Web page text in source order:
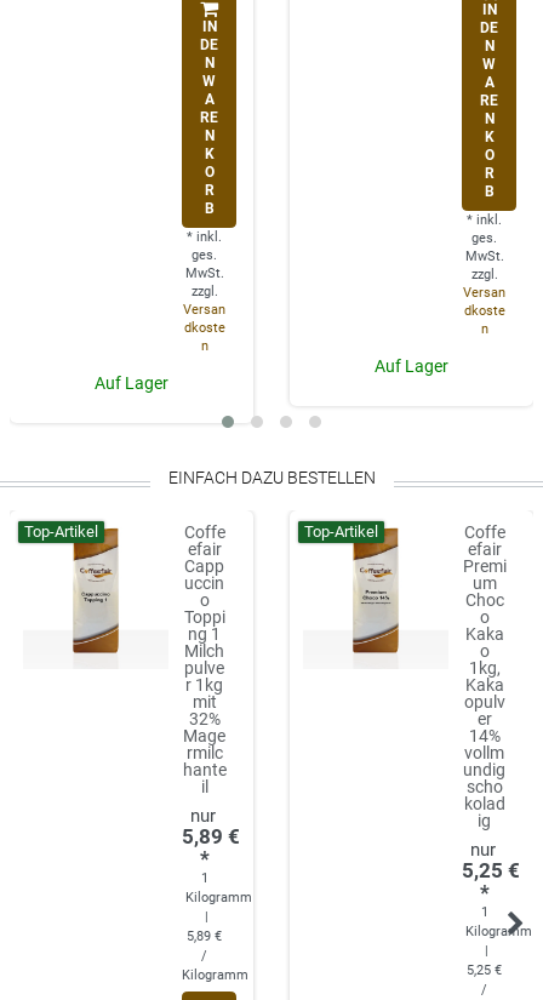
IN
DE
N
W
A
RE
N
K
O
R
B
* inkl.
ges.
MwSt.
zzgl.
Versan
dkoste
n
Auf Lager
IN
DE
N
W
A
RE
N
K
O
R
B
* inkl.
ges.
MwSt.
zzgl.
Versan
dkoste
n
Auf Lager
EINFACH DAZU BESTELLEN
Top-Artikel
Coffe
efair
Capp
uccin
o
Toppi
ng 1
Milch
pulve
r 1kg
mit
32%
Mage
rmilc
hante
il
5,89 €
*
1
Kilogramm
5,89 €
/
Kilogramm
Top-Artikel
Coffe
efair
Premi
um
Choc
o
Kaka
o
1kg,
Kaka
opulv
er
14%
vollm
undig
scho
kolad
ig
5,25 €
*
1
Kilogramm
5,25 €
/